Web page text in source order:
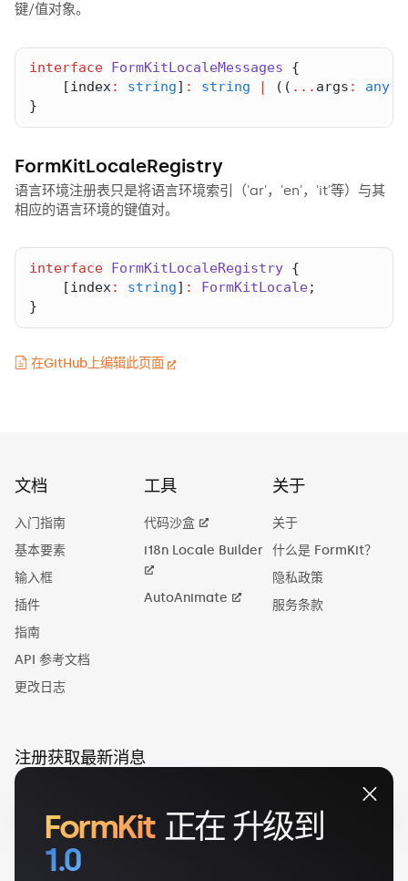
键/值对象。
interface FormKitLocaleMessages
    [
index: string] : string | (( ... args : any
}
FormKitLocaleRegistry
语言环境注册表只是将语言环境索引（'ar'，'en'，'it'等）与其
相应的语言环境的键值对。
interface FormKitLocaleRegistry
    [
index: string] : FormKitLocale
}
在GitHub上编辑此页面
文档
入门指南
基本要素
输入框
插件
指南
API 参考文档
更改日志
工具
代码沙盒
i18n Locale Builder
AutoAnimate
关于
关于
什么是 FormKit？
隐私政策
服务条款
注册获取最新消息
FormKit 正在 升级到
1.0